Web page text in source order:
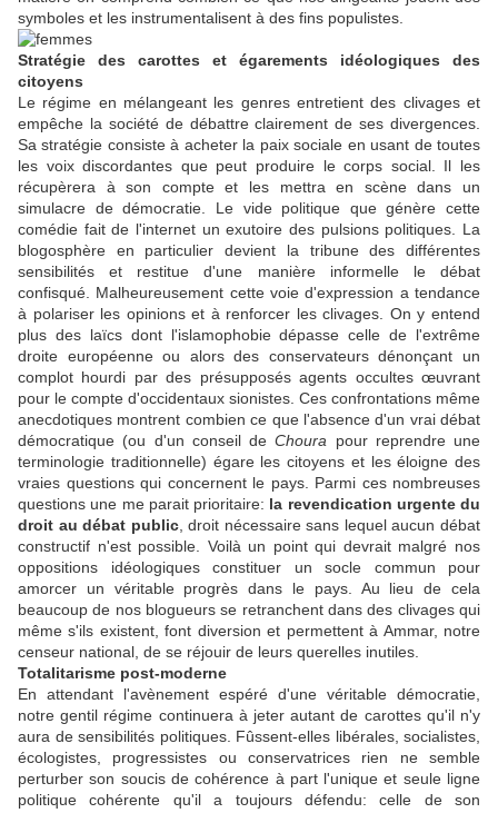
symboles et les instrumentalisent à des fins populistes.
Stratégie des carottes et égarements idéologiques des
citoyens
Le régime en mélangeant les genres entretient des clivages et
empêche la société de débattre clairement de ses divergences.
Sa stratégie consiste à acheter la paix sociale en usant de toutes
les voix discordantes que peut produire le corps social. Il les
récupèrera à son compte et les mettra en scène dans un
simulacre de démocratie. Le vide politique que génère cette
comédie fait de l'internet un exutoire des pulsions politiques. La
blogosphère en particulier devient la tribune des différentes
sensibilités et restitue d'une manière informelle le débat
confisqué. Malheureusement cette voie d'expression a tendance
à polariser les opinions et à renforcer les clivages. On y entend
plus des laïcs dont l'islamophobie dépasse celle de l'extrême
droite européenne ou alors des conservateurs dénonçant un
complot hourdi par des présupposés agents occultes œuvrant
pour le compte d'occidentaux sionistes. Ces confrontations même
anecdotiques montrent combien ce que l'absence d'un vrai débat
démocratique (ou d'un conseil deChoura pour reprendre une
terminologie traditionnelle) égare les citoyens et les éloigne des
vraies questions qui concernent le pays. Parmi ces nombreuses
questions une me parait prioritaire: la revendication urgente du
droit au débat public, droit nécessaire sans lequel aucun débat
constructif n'est possible. Voilà un point qui devrait malgré nos
oppositions idéologiques constituer un socle commun pour
amorcer un véritable progrès dans le pays. Au lieu de cela
beaucoup de nos blogueurs se retranchent dans des clivages qui
même s'ils existent, font diversion et permettent à Ammar, notre
censeur national, de se réjouir de leurs querelles inutiles.
Totalitarisme post-moderne
En attendant l'avènement espéré d'une véritable démocratie,
notre gentil régime continuera à jeter autant de carottes qu'il n'y
aura de sensibilités politiques. Fûssent-elles libérales, socialistes,
écologistes, progressistes ou conservatrices rien ne semble
perturber son soucis de cohérence à part l'unique et seule ligne
politique cohérente qu'il a toujours défendu: celle de son